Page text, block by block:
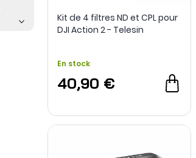
Kit de 4 filtres ND et CPL pour
DJI Action 2 - Telesin
En stock
40,90 €